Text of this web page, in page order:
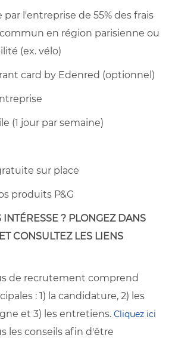
par l'entreprise de 55% des frais
en région parisienne ou
(ex. vélo)
card by Edenred (optionnel)
(1 jour par semaine)
sur place
produits P&G
INTÉRESSE ? PLONGEZ DANS
CONSULTEZ LES LIENS
de recrutement comprend
: 1) la candidature, 2) les
et 3) les entretiens. Cliquez ici
les conseils afin d'être